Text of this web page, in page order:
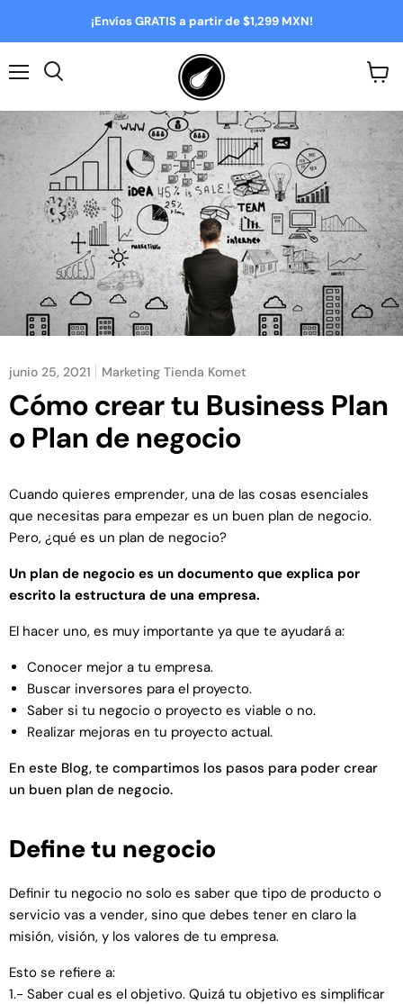
¡Envíos GRATIS a partir de $1,299 MXN!
junio 25, 2021 Marketing Tienda Komet
Cómo crear tu Business Plan
o Plan de negocio
Cuando quieres emprender, una de las cosas esenciales
que necesitas para empezar es un buen plan de negocio.
Pero, ¿qué es un plan de negocio?
Un plan de negocio es un documento que explica por
escrito la estructura de una empresa.
El hacer uno, es muy importante ya que te ayudará a:
Conocer mejor a tu empresa.
Buscar inversores para el proyecto.
Saber si tu negocio o proyecto es viable o no.
Realizar mejoras en tu proyecto actual.
En este Blog, te compartimos los pasos para poder crear
un buen plan de negocio.
Define tu negocio
Definir tu negocio no solo es saber que tipo de producto o
servicio vas a vender, sino que debes tener en claro la
misión, visión, y los valores de tu empresa.
Esto se refiere a:
1.- Saber cual es el objetivo. Quizá tu objetivo es simplificar